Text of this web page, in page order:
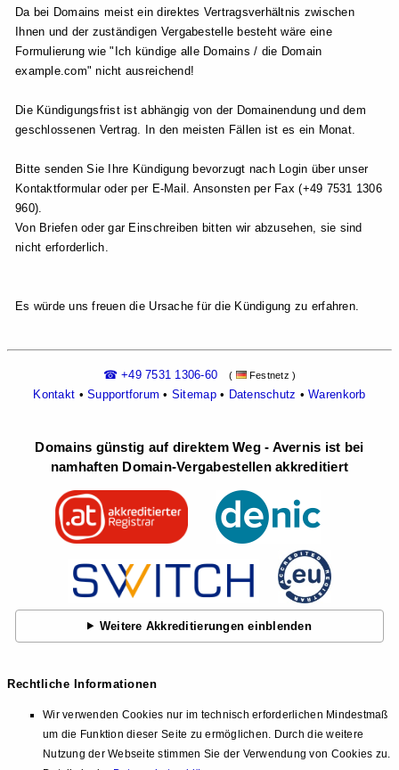
Da bei Domains meist ein direktes Vertragsverhältnis zwischen
Ihnen und der zuständigen Vergabestelle besteht wäre eine
Formulierung wie "Ich kündige alle Domains / die Domain
example.com" nicht ausreichend!
Die Kündigungsfrist ist abhängig von der Domainendung und dem
geschlossenen Vertrag. In den meisten Fällen ist es ein Monat.
Bitte senden Sie Ihre Kündigung bevorzugt nach Login über unser
Kontaktformular oder per E-Mail. Ansonsten per Fax (+49 7531 1306
960).
Von Briefen oder gar Einschreiben bitten wir abzusehen, sie sind
nicht erforderlich.
Es würde uns freuen die Ursache für die Kündigung zu erfahren.
☎ +49 7531 1306-60 ( Festnetz )
Kontakt •Supportforum • Sitemap• Datenschutz •Warenkorb
Domains günstig auf direktem Weg - Avernis ist bei
namhaften Domain-Vergabestellen akkreditiert
Weitere Akkreditierungen einblenden
Rechtliche Informationen
Wir verwenden Cookies nur im technisch erforderlichen Mindestmaß
um die Funktion dieser Seite zu ermöglichen. Durch die weitere
Nutzung der Webseite stimmen Sie der Verwendung von Cookies zu.